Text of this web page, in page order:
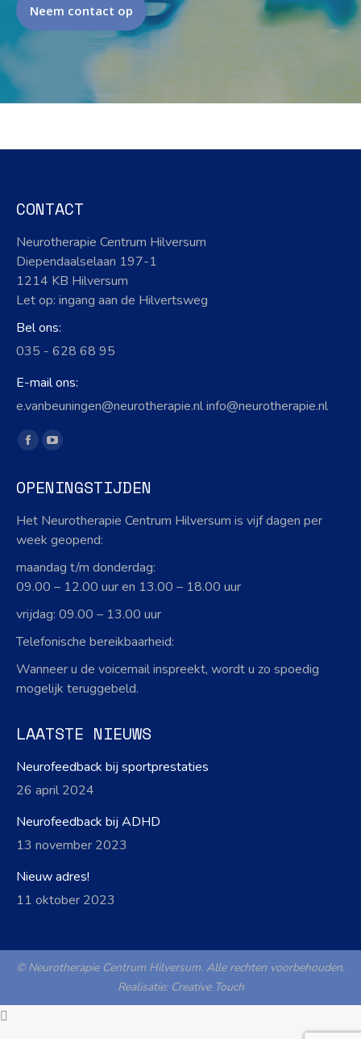
Neem contact op
CONTACT
Neurotherapie Centrum Hilversum
Diependaalselaan 197-1
1214 KB Hilversum
Let op: ingang aan de Hilvertsweg
Bel ons:
035 - 628 68 95
E-mail ons:
e.vanbeuningen@neurotherapie.nl info@neurotherapie.nl
Vind ons op:
Facebook
opens
in
new
YouTube
opens
new
OPENINGSTIJDEN
Het Neurotherapie Centrum Hilversum is vijf dagen per
week geopend:
maandag t/m donderdag:
09.00 – 12.00 uur en 13.00 – 18.00 uur
vrijdag: 09.00 – 13.00 uur
Telefonische bereikbaarheid:
Wanneer u de voicemail inspreekt, wordt u zo spoedig
mogelijk teruggebeld.
LAATSTE NIEUWS
Neurofeedback bij sportprestaties
26 april 2024
Neurofeedback bij ADHD
13 november 2023
Nieuw adres!
11 oktober 2023
© Neurotherapie Centrum Hilversum. Alle rechten voorbehouden.
Realisatie: Creative Touch